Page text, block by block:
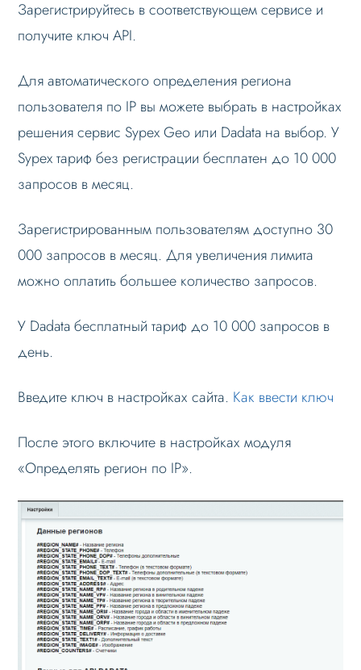
Зарегистрируйтесь в соответствующем сервисе и
получите ключ API.
Для автоматического определения региона
пользователя по IP вы можете выбрать в настройках
решения сервис Sypex Geo или Dadata на выбор. У
Sypex тариф без регистрации бесплатен до 10 000
запросов в месяц.
Зарегистрированным пользователям доступно 30
000 запросов в месяц. Для увеличения лимита
можно оплатить большее количество запросов.
У Dadata бесплатный тариф до 10 000 запросов в
день.
Введите ключ в настройках сайта. Как ввести ключ
После этого включите в настройках модуля
«Определять регион по IP».